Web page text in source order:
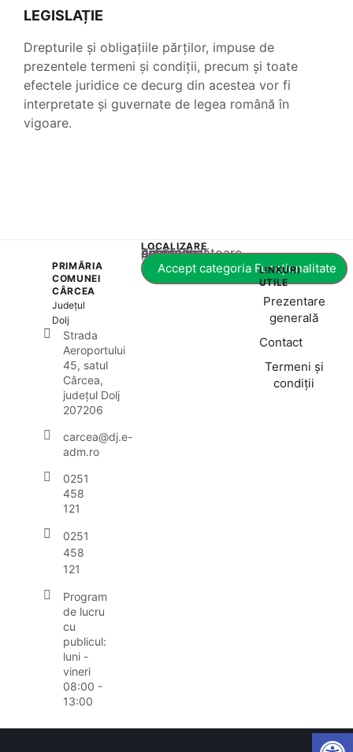
LEGISLAȚIE
Drepturile și obligațiile părților, impuse de
prezentele termeni și condiții, precum și toate
efectele juridice ce decurg din acestea vor fi
interpretate și guvernate de legea română în
vigoare.
PRIMĂRIA
COMUNEI
CÂRCEA
Județul
Dolj
Strada
Aeroportului
45, satul
Cârcea,
județul Dolj
207206
carcea@dj.e-
adm.ro
0251
458
121
0251
458
121
Program
de lucru
cu
publicul:
luni -
vineri
08:00 -
13:00
LOCALIZARE
Acest conținut este blocat până când acceptați categoria corespunzătoare de cookie-uri.
Accept categoria Funcționalitate
LINKURI
UTILE
Prezentare
generală
Contact
Termeni și
condiții